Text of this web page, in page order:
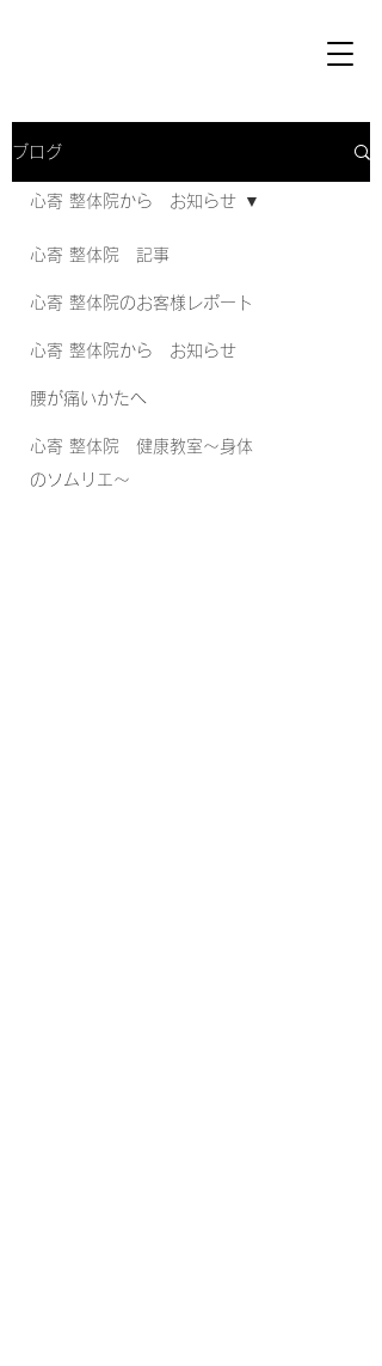
ブログ
心寄 整体院 記事
心寄 整体院のお客様レポート
心寄 整体院から お知らせ
腰が痛いかたへ
心寄 整体院 健康教室～身体
のソムリエ～
心寄 整体院から お知らせ